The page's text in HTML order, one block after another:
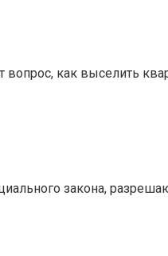
как выселить
закона,